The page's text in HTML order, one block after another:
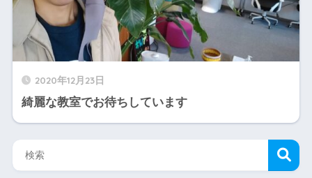
2020年12月23日
綺麗な教室でお待ちしています